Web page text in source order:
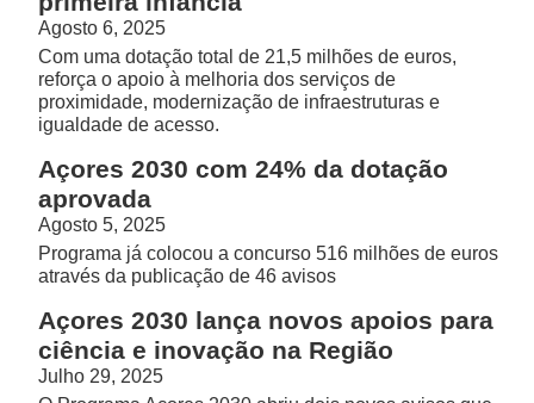
Agosto 6, 2025
Com uma dotação total de 21,5 milhões de euros,
reforça o apoio à melhoria dos serviços de
proximidade, modernização de infraestruturas e
igualdade de acesso.
Açores 2030 com 24% da dotação
aprovada
Agosto 5, 2025
Programa já colocou a concurso 516 milhões de euros
através da publicação de 46 avisos
Açores 2030 lança novos apoios para
ciência e inovação na Região
Julho 29, 2025